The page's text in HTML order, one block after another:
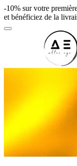
-10% sur votre
et bénéficiez de la